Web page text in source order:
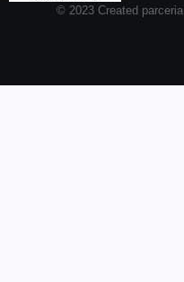
© 2023 Created parceria